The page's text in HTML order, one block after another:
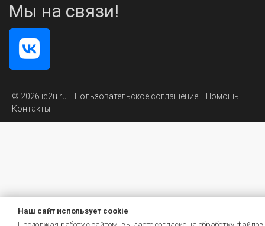
Мы на связи!
© 2026 iq2u.ru Пользовательское соглашение
Помощь
Контакты
Наш сайт использует cookie